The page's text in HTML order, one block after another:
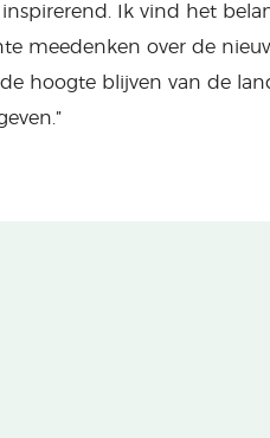
Ik vind het
meedenken over de
hoogte blijven van de